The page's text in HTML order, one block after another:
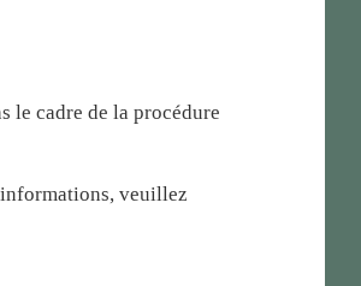
le cadre de la procédure
veuillez